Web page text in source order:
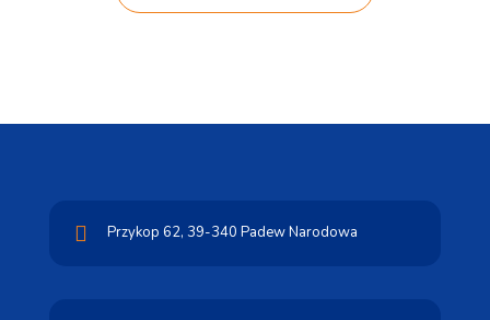
Przykop 62, 39-340 Padew Narodowa